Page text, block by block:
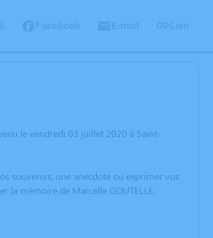
le vendredi 03 juillet 2020 à Saint-
souvenirs, une anecdote ou exprimer vos
la mémoire de Marcelle GOUTELLE.